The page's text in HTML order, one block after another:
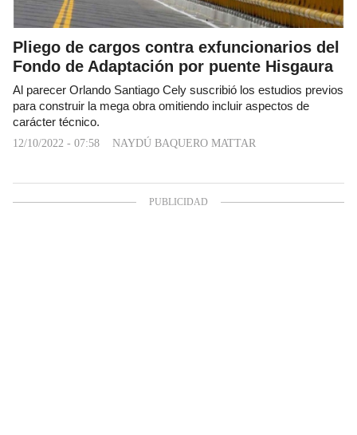
Pliego de cargos contra exfuncionarios del
Fondo de Adaptación por puente Hisgaura
Al parecer Orlando Santiago Cely suscribió los estudios previos
para construir la mega obra omitiendo incluir aspectos de
carácter técnico.
12/10/2022 - 07:58 NAYDÚ BAQUERO MATTAR